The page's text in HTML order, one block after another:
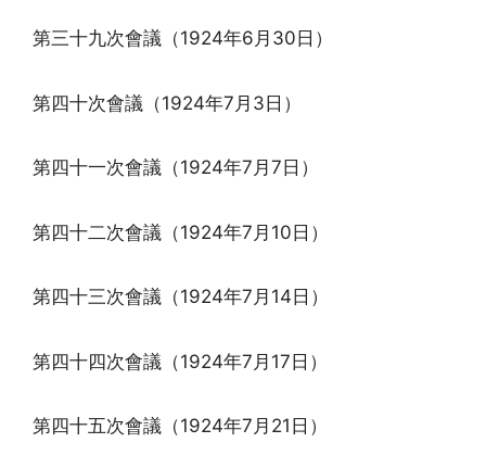
第三十九次會議（1924年6月30日）
第四十次會議（1924年7月3日）
第四十一次會議（1924年7月7日）
第四十二次會議（1924年7月10日）
第四十三次會議（1924年7月14日）
第四十四次會議（1924年7月17日）
第四十五次會議（1924年7月21日）